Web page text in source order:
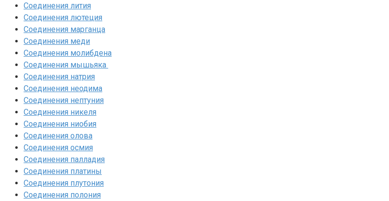
Соединения лития‎
Соединения лютеция‎
Соединения марганца‎
Соединения меди
Соединения молибдена‎
Соединения мышьяка‎ ‎
Соединения натрия‎
Соединения неодима‎
Соединения нептуния‎
Соединения никеля‎
Соединения ниобия‎
Соединения олова‎
Соединения осмия‎
Соединения палладия‎
Соединения платины‎
Соединения плутония‎
Соединения полония‎